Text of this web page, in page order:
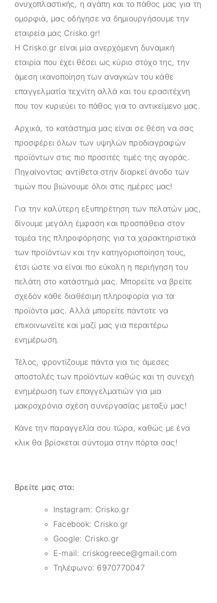
ονυχοπλαστικής, η αγάπη και το πάθος μας για τη
ομορφιά, μας οδήγησε να δημιουργήσουμε την
εταιρεία μας Crisko.gr!
Η Crisko.gr είναι μία ανερχόμενη δυναμική
εταιρία που έχει θέσει ως κύριο στόχο της, την
άμεση ικανοποίηση των αναγκών του κάθε
επαγγελματία τεχνίτη αλλά και του ερασιτέχνη
που τον κυριεύει το πάθος για το αντικείμενο μας.
Αρχικά, το κατάστημα μας είναι σε θέση να σας
προσφέρει όλων των υψηλών προδιαγραφών
προϊόντων στις πιο προσιτές τιμές της αγοράς.
Πηγαίνοντας αντίθετα στην διαρκεί άνοδο των
τιμών που βιώνουμε όλοι στις ημέρες μας!
Για την καλύτερη εξυπηρέτηση των πελατών μας,
δίνουμε μεγάλη έμφαση και προσπάθεια στον
τομέα της πληροφόρησης για τα χαρακτηριστικά
των προϊόντων και την κατηγοριοποίηση τους,
έτσι ώστε να είναι πιο εύκολη η περιήγηση του
πελάτη στο κατάστημά μας. Μπορείτε να βρείτε
σχεδόν κάθε διαθέσιμη πληροφορία για τα
προϊόντα μας. Αλλά μπορείτε πάντοτε να
επικοινωνείτε και μαζί μας για περαιτέρω
ενημέρωση.
Τέλος, φροντίζουμε πάντα για τις άμεσες
αποστολές των προϊόντων καθώς και τη συνεχή
ενημέρωση των επαγγελματιών για μια
μακροχρόνια σχέση συνεργασίας μεταξύ μας!
Κάνε την παραγγελία σου τώρα, καθώς με ένα
κλικ θα βρίσκεται σύντομα στην πόρτα σας!
Βρείτε μας στα:
Instagram: Crisko.gr
Facebook: Crisko.gr
Google: Crisko.gr
E-mail: criskogreece@gmail.com
Τηλέφωνο: 6970770047